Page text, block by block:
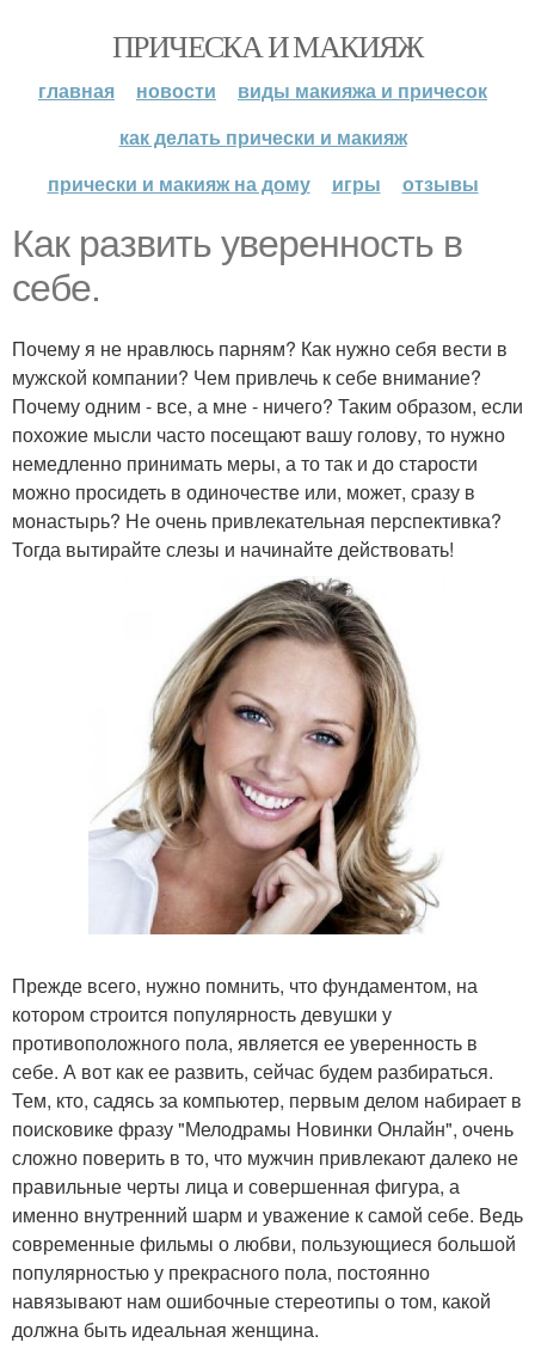
ПРИЧЕСКА И МАКИЯЖ
главная новости
виды макияжа и причесок
как делать прически и макияж
прически и макияж на дому
игры отзывы
Как развить уверенность в
себе.
Почему я не нравлюсь парням? Как нужно себя вести в
мужской компании? Чем привлечь к себе внимание?
Почему одним - все, а мне - ничего? Таким образом, если
похожие мысли часто посещают вашу голову, то нужно
немедленно принимать меры, а то так и до старости
можно просидеть в одиночестве или, может, сразу в
монастырь? Не очень привлекательная перспективка?
Тогда вытирайте слезы и начинайте действовать!
Прежде всего, нужно помнить, что фундаментом, на
котором строится популярность девушки у
противоположного пола, является ее уверенность в
себе. А вот как ее развить, сейчас будем разбираться.
Тем, кто, садясь за компьютер, первым делом набирает в
поисковике фразу "Мелодрамы Новинки Онлайн", очень
сложно поверить в то, что мужчин привлекают далеко не
правильные черты лица и совершенная фигура, а
именно внутренний шарм и уважение к самой себе. Ведь
современные фильмы о любви, пользующиеся большой
популярностью у прекрасного пола, постоянно
навязывают нам ошибочные стереотипы о том, какой
должна быть идеальная женщина.